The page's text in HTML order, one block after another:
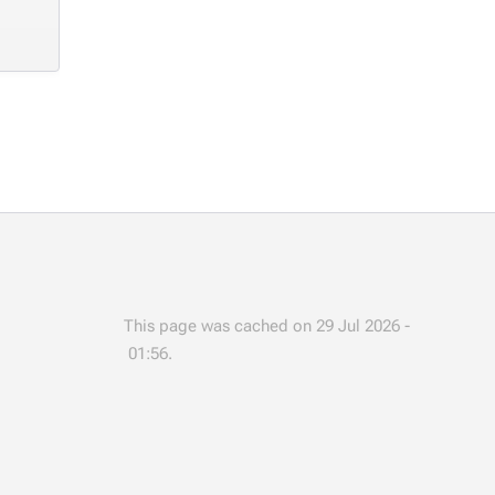
This page was cached on 29 Jul 2026 -
01:56.